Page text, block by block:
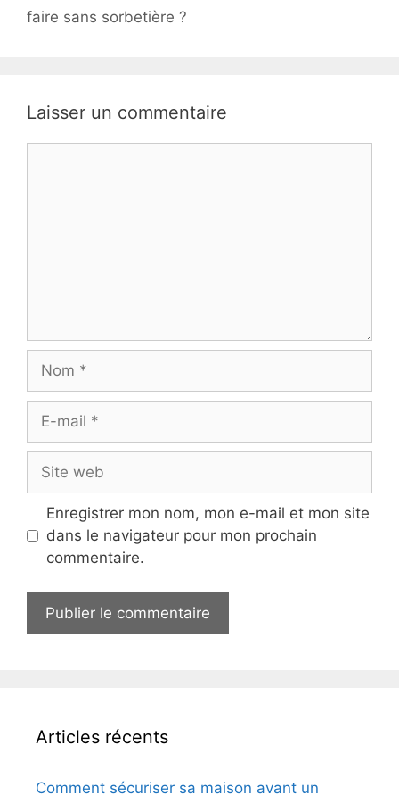
faire sans sorbetière ?
Laisser un commentaire
Nom
Site
web
Enregistrer mon nom, mon e-mail et mon site
dans le navigateur pour mon prochain
commentaire.
Articles récents
Comment sécuriser sa maison avant un